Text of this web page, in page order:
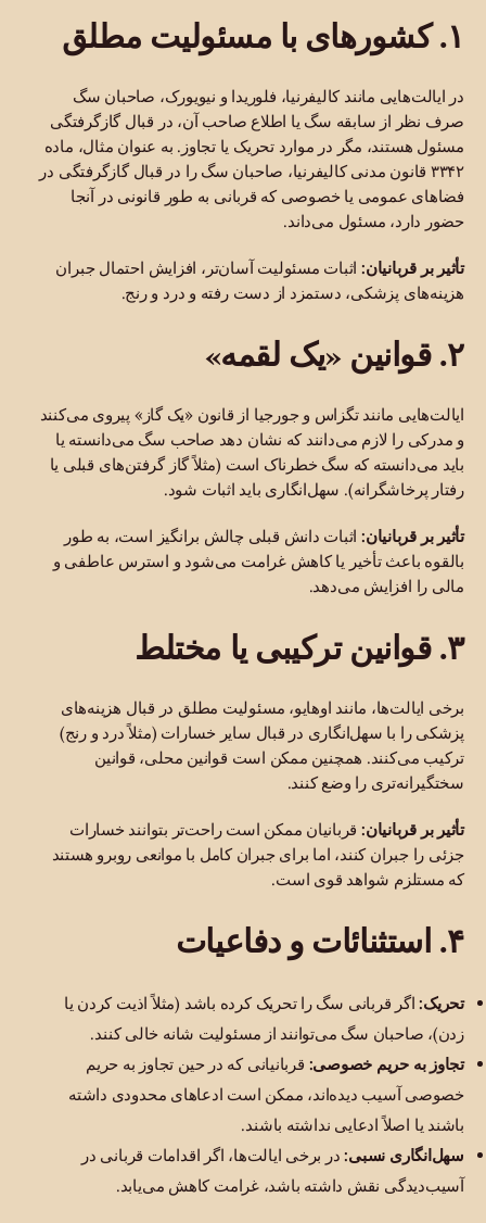
۱. کشورهای با مسئولیت مطلق
در ایالت‌هایی مانند کالیفرنیا، فلوریدا و نیویورک، صاحبان سگ
صرف نظر از سابقه سگ یا اطلاع صاحب آن، در قبال گازگرفتگی
مسئول هستند، مگر در موارد تحریک یا تجاوز. به عنوان مثال، ماده
۳۳۴۲ قانون مدنی کالیفرنیا، صاحبان سگ را در قبال گازگرفتگی در
فضاهای عمومی یا خصوصی که قربانی به طور قانونی در آنجا
حضور دارد، مسئول می‌داند.
تأثیر بر قربانیان:اثبات مسئولیت آسان‌تر، افزایش احتمال جبران
هزینه‌های پزشکی، دستمزد از دست رفته و درد و رنج.
۲. قوانین «یک لقمه»
ایالت‌هایی مانند تگزاس و جورجیا از قانون «یک گاز» پیروی می‌کنند
و مدرکی را لازم می‌دانند که نشان دهد صاحب سگ می‌دانسته یا
باید می‌دانسته که سگ خطرناک است (مثلاً گاز گرفتن‌های قبلی یا
رفتار پرخاشگرانه). سهل‌انگاری باید اثبات شود.
تأثیر بر قربانیان:اثبات دانش قبلی چالش برانگیز است، به طور
بالقوه باعث تأخیر یا کاهش غرامت می‌شود و استرس عاطفی و
مالی را افزایش می‌دهد.
۳. قوانین ترکیبی یا مختلط
برخی ایالت‌ها، مانند اوهایو، مسئولیت مطلق در قبال هزینه‌های
پزشکی را با سهل‌انگاری در قبال سایر خسارات (مثلاً درد و رنج)
ترکیب می‌کنند. همچنین ممکن است قوانین محلی، قوانین
سختگیرانه‌تری را وضع کنند.
تأثیر بر قربانیان:قربانیان ممکن است راحت‌تر بتوانند خسارات
جزئی را جبران کنند، اما برای جبران کامل با موانعی روبرو هستند
که مستلزم شواهد قوی است.
۴. استثنائات و دفاعیات
تحریک:اگر قربانی سگ را تحریک کرده باشد (مثلاً اذیت کردن یا
زدن)، صاحبان سگ می‌توانند از مسئولیت شانه خالی کنند.
تجاوز به حریم خصوصی: قربانیانی که در حین تجاوز به حریم
خصوصی آسیب دیده‌اند، ممکن است ادعاهای محدودی داشته
باشند یا اصلاً ادعایی نداشته باشند.
سهل‌انگاری نسبی:در برخی ایالت‌ها، اگر اقدامات قربانی در
آسیب‌دیدگی نقش داشته باشد، غرامت کاهش می‌یابد.